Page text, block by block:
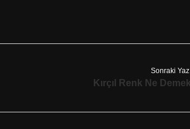
Sonraki
Kırçıl Renk Ne